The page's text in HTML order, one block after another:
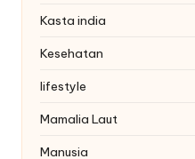
Kasta india
Kesehatan
lifestyle
Mamalia Laut
Manusia